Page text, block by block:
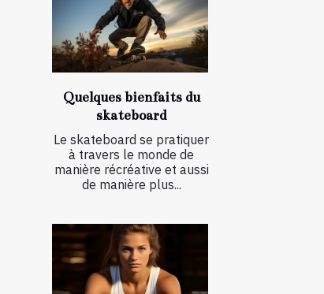
Quelques bienfaits du
skateboard
Le skateboard se pratiquer
à travers le monde de
manière récréative et aussi
de manière plus...